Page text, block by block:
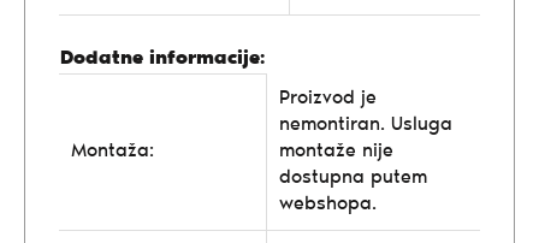
Dodatne informacije:
Montaža:
Proizvod je
nemontiran. Usluga
montaže nije
dostupna putem
webshopa.